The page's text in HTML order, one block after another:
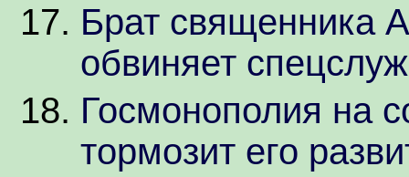
Брат священника
обвиняет
Госмонополия на
тормозит его